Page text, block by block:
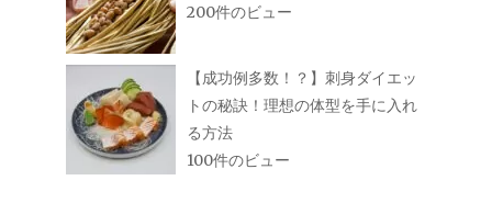
200件のビュー
【成功例多数！？】刺身ダイエッ
トの秘訣！理想の体型を手に入れ
る方法
100件のビュー